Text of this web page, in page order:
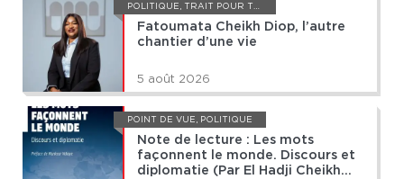
POLITIQUE, TRAIT POUR TRAIT
Fatoumata Cheikh Diop, l’autre
chantier d’une vie
5 août 2026
POINT DE VUE, POLITIQUE
Note de lecture : Les mots
façonnent le monde. Discours et
diplomatie (Par El Hadji Cheikh